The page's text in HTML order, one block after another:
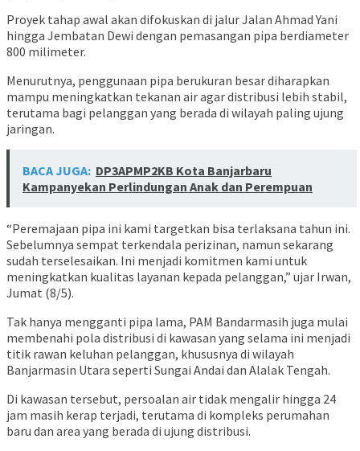
Proyek tahap awal akan difokuskan di jalur Jalan Ahmad Yani
hingga Jembatan Dewi dengan pemasangan pipa berdiameter
800 milimeter.
Menurutnya, penggunaan pipa berukuran besar diharapkan
mampu meningkatkan tekanan air agar distribusi lebih stabil,
terutama bagi pelanggan yang berada di wilayah paling ujung
jaringan.
BACA JUGA: DP3APMP2KB Kota Banjarbaru
Kampanyekan Perlindungan Anak dan Perempuan
“Peremajaan pipa ini kami targetkan bisa terlaksana tahun ini.
Sebelumnya sempat terkendala perizinan, namun sekarang
sudah terselesaikan. Ini menjadi komitmen kami untuk
meningkatkan kualitas layanan kepada pelanggan,” ujar Irwan,
Jumat (8/5).
Tak hanya mengganti pipa lama, PAM Bandarmasih juga mulai
membenahi pola distribusi di kawasan yang selama ini menjadi
titik rawan keluhan pelanggan, khususnya di wilayah
Banjarmasin Utara seperti Sungai Andai dan Alalak Tengah.
Di kawasan tersebut, persoalan air tidak mengalir hingga 24
jam masih kerap terjadi, terutama di kompleks perumahan
baru dan area yang berada di ujung distribusi.